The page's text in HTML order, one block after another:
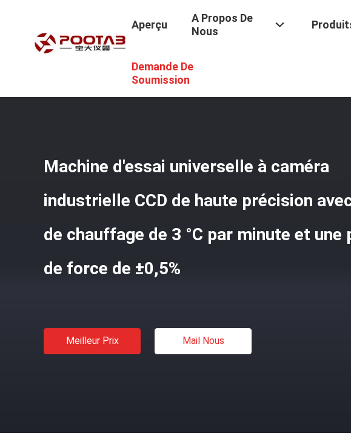
Aperçu
A Propos De
Nous
Demande De
Soumission
Machine D'essai Universelle
Précision De Force De ±0,5%
Machine d'essai universelle à caméra
industrielle CCD de haute précision
de chauffage de 3 °C par minute et une
de force de ±0,5%
Meilleur Prix Mail Nous